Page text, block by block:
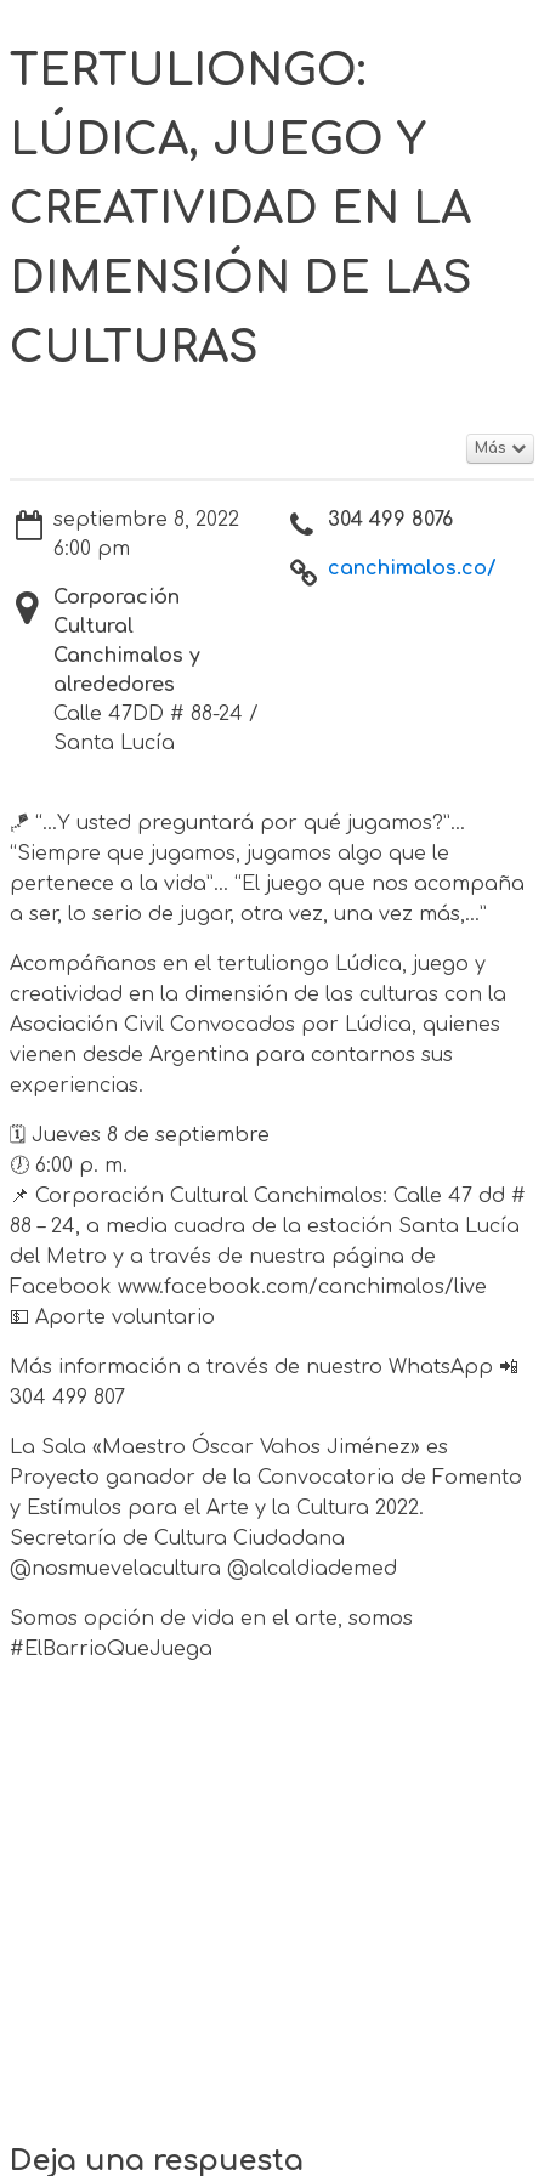
TERTULIONGO:
LÚDICA, JUEGO Y
CREATIVIDAD EN LA
DIMENSIÓN DE LAS
CULTURAS
Más
septiembre 8, 2022
6:00 pm
Corporación
Cultural
Canchimalos y
alrededores
Calle 47DD # 88-24 /
Santa Lucía
304 499 8076
canchimalos.co/
🪁 “…Y usted preguntará por qué jugamos?”…
“Siempre que jugamos, jugamos algo que le
pertenece a la vida”… “El juego que nos acompaña
a ser, lo serio de jugar, otra vez, una vez más,…”
Acompáñanos en el tertuliongo Lúdica, juego y
creatividad en la dimensión de las culturas con la
Asociación Civil Convocados por Lúdica, quienes
vienen desde Argentina para contarnos sus
experiencias.
🗓 Jueves 8 de septiembre
🕖 6:00 p. m.
📌 Corporación Cultural Canchimalos: Calle 47 dd #
88 – 24, a media cuadra de la estación Santa Lucía
del Metro y a través de nuestra página de
Facebook www.facebook.com/canchimalos/live
💵 Aporte voluntario
Más información a través de nuestro WhatsApp 📲
304 499 807
La Sala «Maestro Óscar Vahos Jiménez» es
Proyecto ganador de la Convocatoria de Fomento
y Estímulos para el Arte y la Cultura 2022.
Secretaría de Cultura Ciudadana
@nosmuevelacultura @alcaldiademed
Somos opción de vida en el arte, somos
#ElBarrioQueJuega
Deja una respuesta